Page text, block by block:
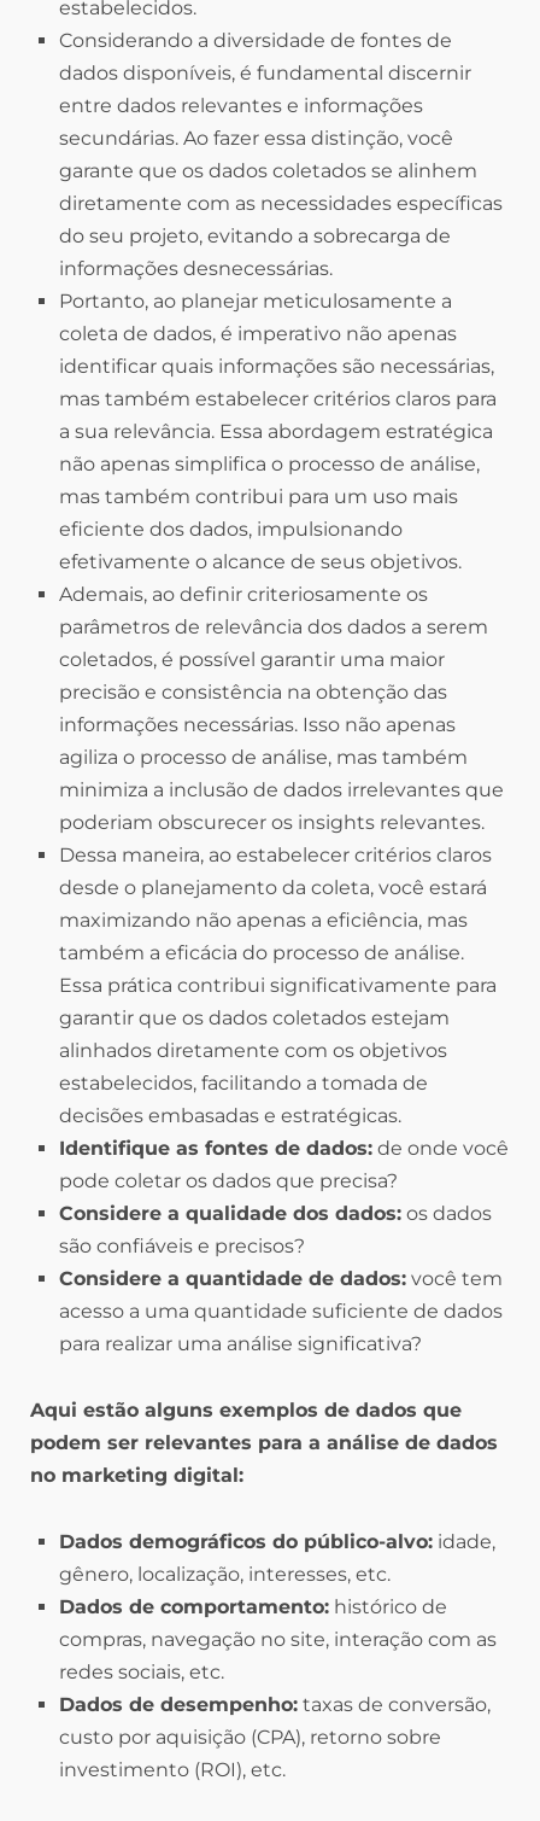
estabelecidos.
Considerando a diversidade de fontes de
dados disponíveis, é fundamental discernir
entre dados relevantes e informações
secundárias. Ao fazer essa distinção, você
garante que os dados coletados se alinhem
diretamente com as necessidades específicas
do seu projeto, evitando a sobrecarga de
informações desnecessárias.
Portanto, ao planejar meticulosamente a
coleta de dados, é imperativo não apenas
identificar quais informações são necessárias,
mas também estabelecer critérios claros para
a sua relevância. Essa abordagem estratégica
não apenas simplifica o processo de análise,
mas também contribui para um uso mais
eficiente dos dados, impulsionando
efetivamente o alcance de seus objetivos.
Ademais, ao definir criteriosamente os
parâmetros de relevância dos dados a serem
coletados, é possível garantir uma maior
precisão e consistência na obtenção das
informações necessárias. Isso não apenas
agiliza o processo de análise, mas também
minimiza a inclusão de dados irrelevantes que
poderiam obscurecer os insights relevantes.
Dessa maneira, ao estabelecer critérios claros
desde o planejamento da coleta, você estará
maximizando não apenas a eficiência, mas
também a eficácia do processo de análise.
Essa prática contribui significativamente para
garantir que os dados coletados estejam
alinhados diretamente com os objetivos
estabelecidos, facilitando a tomada de
decisões embasadas e estratégicas.
Identifique as fontes de dados: de onde você
pode coletar os dados que precisa?
Considere a qualidade dos dados: os dados
são confiáveis e precisos?
Considere a quantidade de dados: você tem
acesso a uma quantidade suficiente de dados
para realizar uma análise significativa?
Aqui estão alguns exemplos de dados que
podem ser relevantes para a análise de dados
no marketing digital:
Dados demográficos do público-alvo: idade,
gênero, localização, interesses, etc.
Dados de comportamento: histórico de
compras, navegação no site, interação com as
redes sociais, etc.
Dados de desempenho: taxas de conversão,
custo por aquisição (CPA), retorno sobre
investimento (ROI), etc.